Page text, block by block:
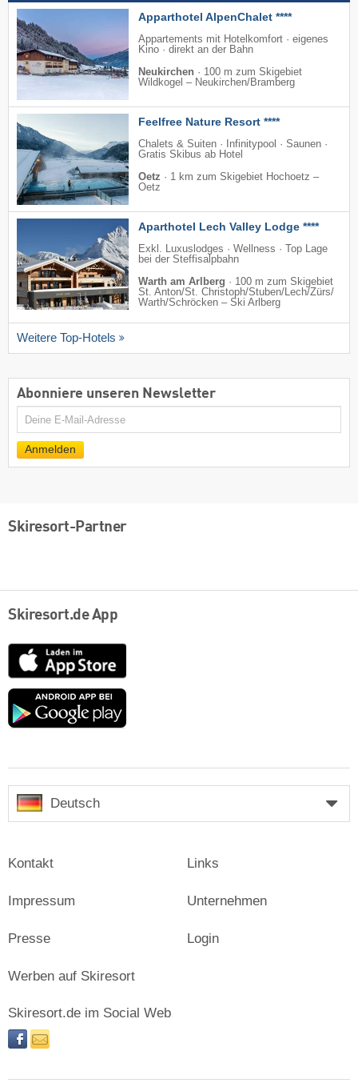
Apparthotel AlpenChalet ****
Appartements mit Hotelkomfort · eigenes
Kino · direkt an der Bahn
Neukirchen · 100 m zum Skigebiet
Wildkogel – Neukirchen/​Bramberg
Feelfree Nature Resort ****
Chalets & Suiten · Infinitypool · Saunen ·
Gratis Skibus ab Hotel
Oetz · 1 km zum Skigebiet Hochoetz –
Oetz
Aparthotel Lech Valley Lodge ****
Exkl. Luxuslodges · Wellness · Top Lage
bei der Steffisalpbahn
Warth am Arlberg · 100 m zum Skigebiet
St. Anton/​St. Christoph/​Stuben/​Lech/​Zürs/​
Warth/​Schröcken – Ski Arlberg
Weitere Top-Hotels
Abonniere unseren Newsletter
E-
Mail
Anmelden
Skiresort-Partner
Skiresort.de App
App
Store
Google
Deutsch
Kontakt
Impressum
Presse
Links
Unternehmen
Login
Werben auf Skiresort
Skiresort.de im Social Web
facebooknewsletter